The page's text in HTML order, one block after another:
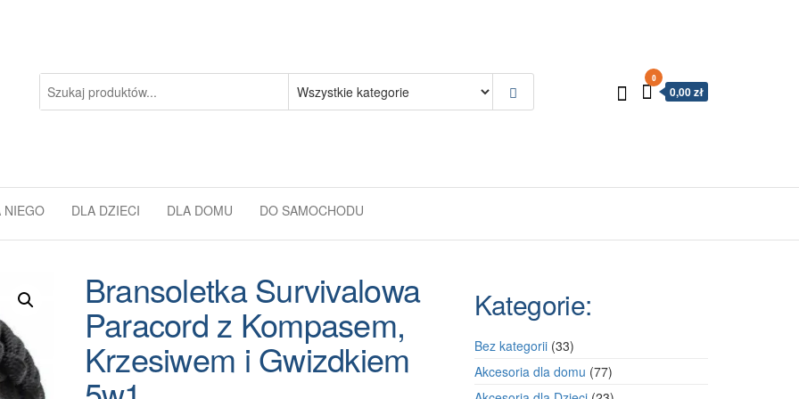
0
0,00 zł
NIEGO DLA DZIECI DLA DOMU DO SAMOCHODU
Bransoletka Survivalowa
Paracord z Kompasem,
Krzesiwem i Gwizdkiem
Kategorie:
Bez kategorii 3333
produkty
Akcesoria dla domu 7777
produktów